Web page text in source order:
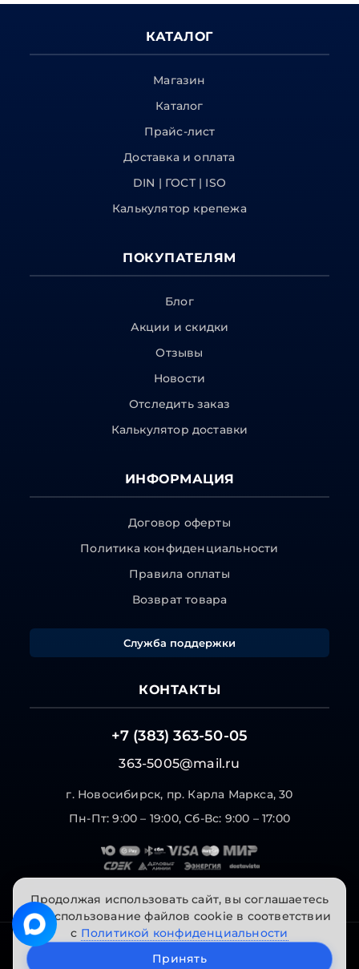
КАТАЛОГ
Магазин
Каталог
Прайс-лист
Доставка и оплата
DIN | ГОСТ | ISO
Калькулятор крепежа
ПОКУПАТЕЛЯМ
Блог
Акции и скидки
Отзывы
Новости
Отследить заказ
Калькулятор доставки
ИНФОРМАЦИЯ
Договор оферты
Политика конфиденциальности
Правила оплаты
Возврат товара
Служба поддержки
КОНТАКТЫ
+7 (383) 363-50-05
363-5005@mail.ru
г. Новосибирск, пр. Карла Маркса, 30
Пн-Пт: 9:00 – 19:00, Сб-Вс: 9:00 – 17:00
© 2026 "Инструменты на Горской". Все права
Продолжая использовать сайт, вы соглашаетесь
на использование файлов cookie в соответствии
с Политикой конфиденциальности
Принять